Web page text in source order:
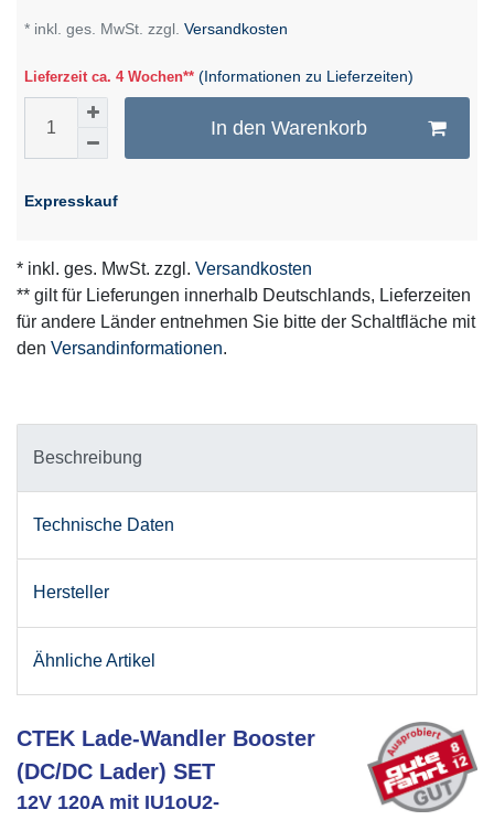
* inkl. ges. MwSt. zzgl. Versandkosten
Lieferzeit ca. 4 Wochen** (Informationen zu Lieferzeiten)
In den Warenkorb
Expresskauf
* inkl. ges. MwSt. zzgl. Versandkosten
** gilt für Lieferungen innerhalb Deutschlands, Lieferzeiten
für andere Länder entnehmen Sie bitte der Schaltfläche mit
den Versandinformationen.
Beschreibung
Technische Daten
Hersteller
Ähnliche Artikel
CTEK Lade-Wandler Booster
(DC/DC Lader) SET
12V 120A mit IU1oU2-